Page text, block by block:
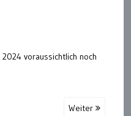
voraussichtlich noch
Weiter